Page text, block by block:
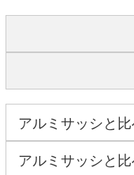
アルミサッシと
アルミサッシと